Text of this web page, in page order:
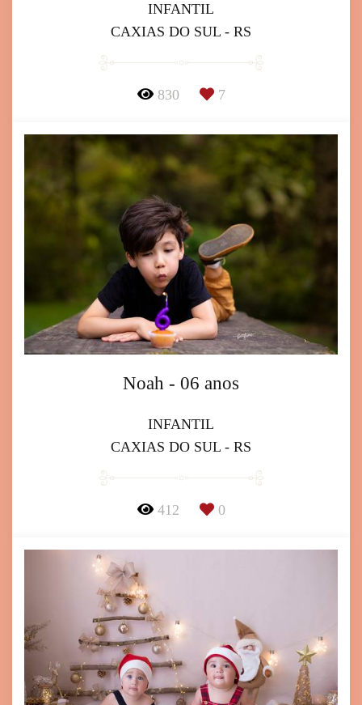
INFANTIL
CAXIAS DO SUL - RS
830 7
Noah - 06 anos
INFANTIL
CAXIAS DO SUL - RS
412 0